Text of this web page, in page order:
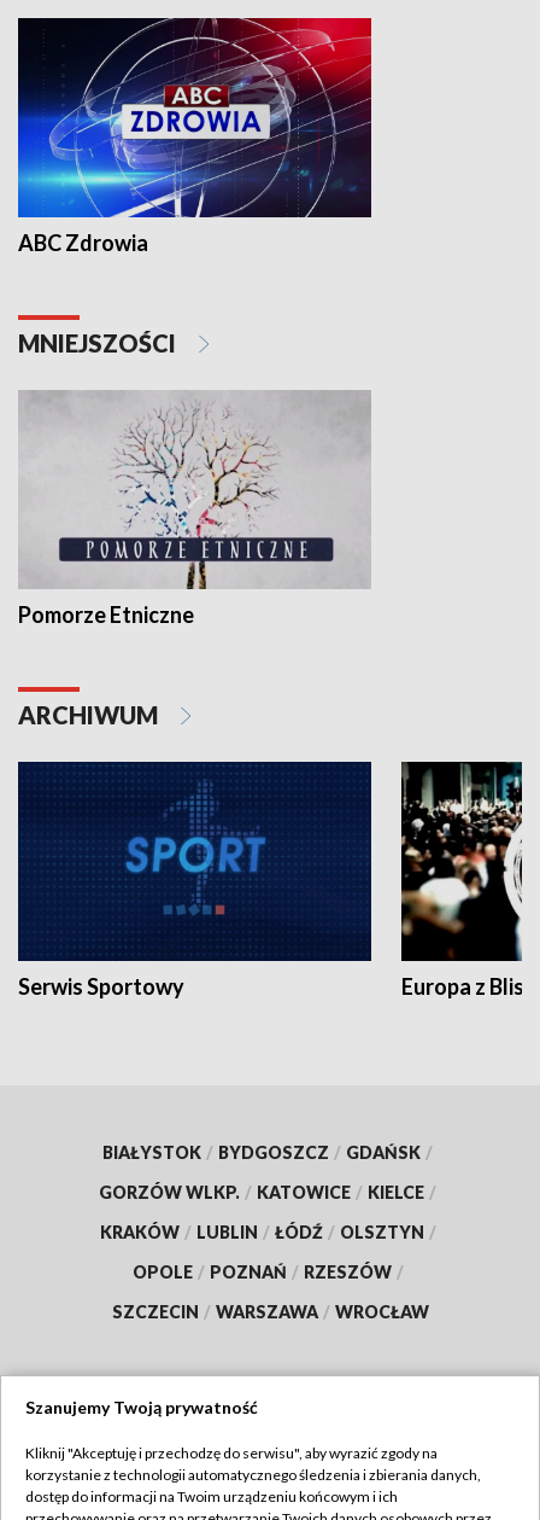
ABC Zdrowia
MNIEJSZOŚCI
Pomorze Etniczne
ARCHIWUM
Serwis Sportowy Europa z
BIAŁYSTOK / BYDGOSZCZ / GDAŃSK /
GORZÓW WLKP. / KATOWICE / KIELCE /
KRAKÓW / LUBLIN / ŁÓDŹ / OLSZTYN /
OPOLE / POZNAŃ / RZESZÓW /
SZCZECIN / WARSZAWA / WROCŁAW
TVP
Szanujemy Twoją prywatność
Kliknij "Akceptuję i przechodzę do serwisu", aby wyrazić zgody na
korzystanie z technologii automatycznego śledzenia i zbierania danych,
dostęp do informacji na Twoim urządzeniu końcowym i ich